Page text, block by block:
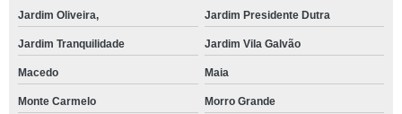
Jardim Oliveira, Jardim Presidente Dutra
Jardim Tranquilidade Jardim Vila Galvão
Macedo Maia
Monte Carmelo Morro Grande